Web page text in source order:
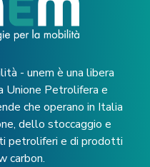
- unem è una libera
Unione Petrolifera e
che operano in Italia
dello stoccaggio e
petroliferi e di prodotti
carbon.